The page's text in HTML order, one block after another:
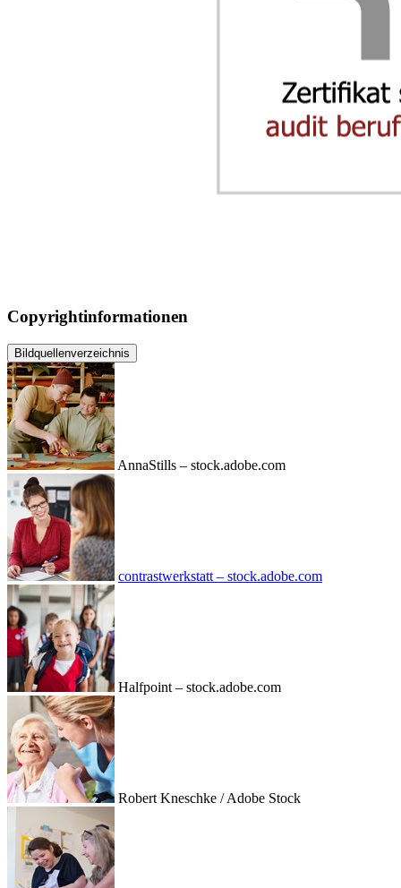
Copyrightinformationen
Bildquellenverzeichnis
AnnaStills – stock.adobe.com
contrastwerkstatt – stock.adobe.com
Halfpoint – stock.adobe.com
Robert Kneschke / Adobe Stock